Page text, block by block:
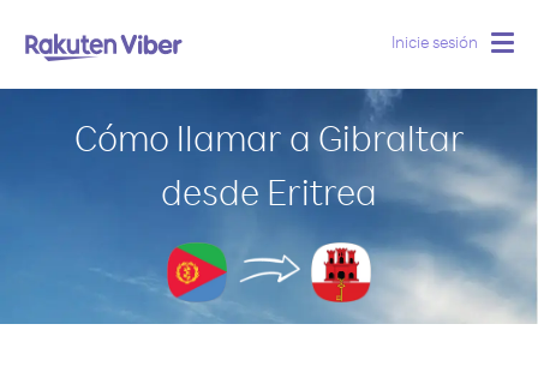
Inicie sesión
Cómo llamar a Gibraltar
desde Eritrea